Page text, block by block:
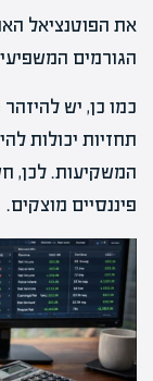
את הפוטנציאל
הגורמים
כמו כן, יש
תחזיות יכולות
המשקיעות. לכן,
פיננסיים מוצקים.